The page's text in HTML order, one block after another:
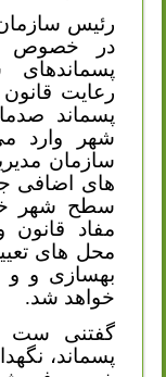
رئیس
در خصوص
پسماند
شهر وارد
سازمان
های اضافی
سطح شهر
مفاد قانون
محل های
بهسازی و و
خواهد شد.
پسماند،